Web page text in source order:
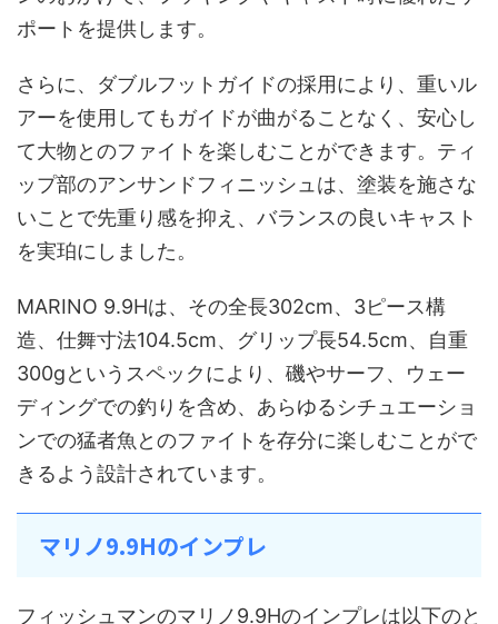
ポートを提供します。
さらに、ダブルフットガイドの採用により、重いル
アーを使用してもガイドが曲がることなく、安心し
て大物とのファイトを楽しむことができます。ティ
ップ部のアンサンドフィニッシュは、塗装を施さな
いことで先重り感を抑え、バランスの良いキャスト
を実珀にしました。
MARINO 9.9Hは、その全長302cm、3ピース構
造、仕舞寸法104.5cm、グリップ長54.5cm、自重
300gというスペックにより、磯やサーフ、ウェー
ディングでの釣りを含め、あらゆるシチュエーショ
ンでの猛者魚とのファイトを存分に楽しむことがで
きるよう設計されています。
マリノ9.9Hのインプレ
フィッシュマンのマリノ9.9Hのインプレは以下のと